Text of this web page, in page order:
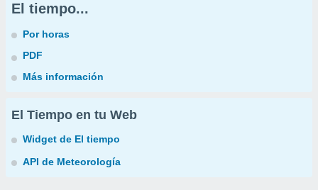
El tiempo...
Por horas
PDF
Más información
El Tiempo en tu Web
Widget de El tiempo
API de Meteorología